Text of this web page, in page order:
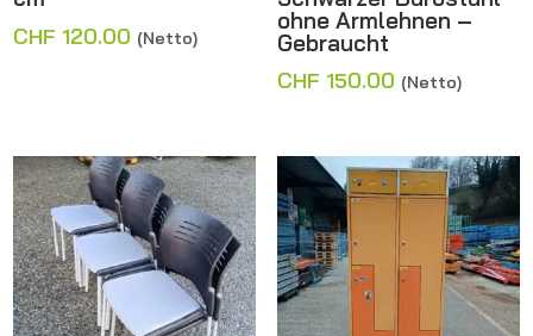
CHF 120.00 (Netto)
ohne Armlehnen –
Gebraucht
CHF 150.00 (Netto)